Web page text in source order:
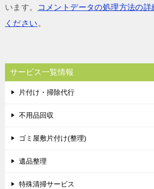
います。
コメントデータの処理方法の
ください 。
サービス一覧情報
片付け・掃除代行
不用品回収
ゴミ屋敷片付け(整理)
遺品整理
特殊清掃サービス